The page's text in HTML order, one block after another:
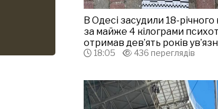
В Одесі засудили 18-
за майже 4 кілограми
отримав дев’ять років
18:05 436 переглядів